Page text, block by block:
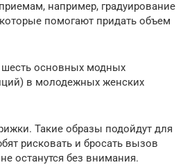
например, градуирование
помогают придать объем
основных модных
в молодежных женских
Такие образы подойдут для
рисковать и бросать вызов
останутся без внимания.